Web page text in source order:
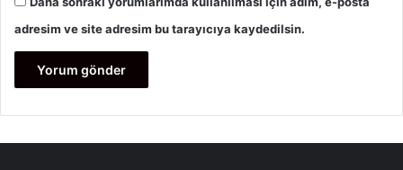
adresim ve site adresim bu tarayıcıya kaydedilsin.